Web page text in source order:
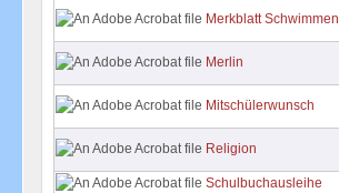
Merkblatt Schwimmen
Merlin
Mitschülerwunsch
Religion
Schulbuchausleihe